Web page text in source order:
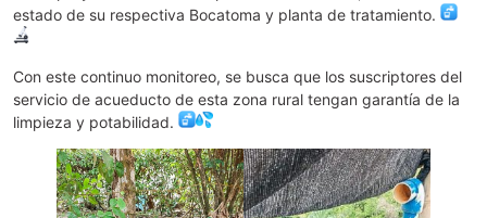
estado de su respectiva Bocatoma y planta de tratamiento.
Con este continuo monitoreo, se busca que los suscriptores del
servicio de acueducto de esta zona rural tengan garantía de la
limpieza y potabilidad.